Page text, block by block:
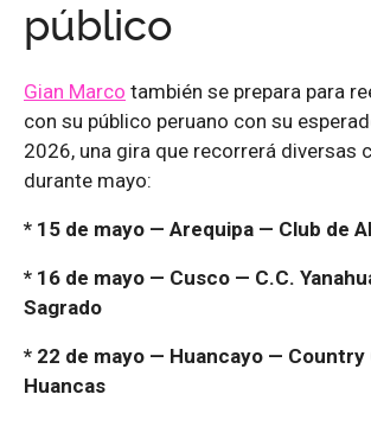
público
Gian Marco también se prepara para
con su público peruano con su
2026, una gira que recorrerá diversas
durante mayo:
* 15 de mayo — Arequipa — Club de
* 16 de mayo — Cusco — C.C.
Sagrado
* 22 de mayo — Huancayo — Country
Huancas